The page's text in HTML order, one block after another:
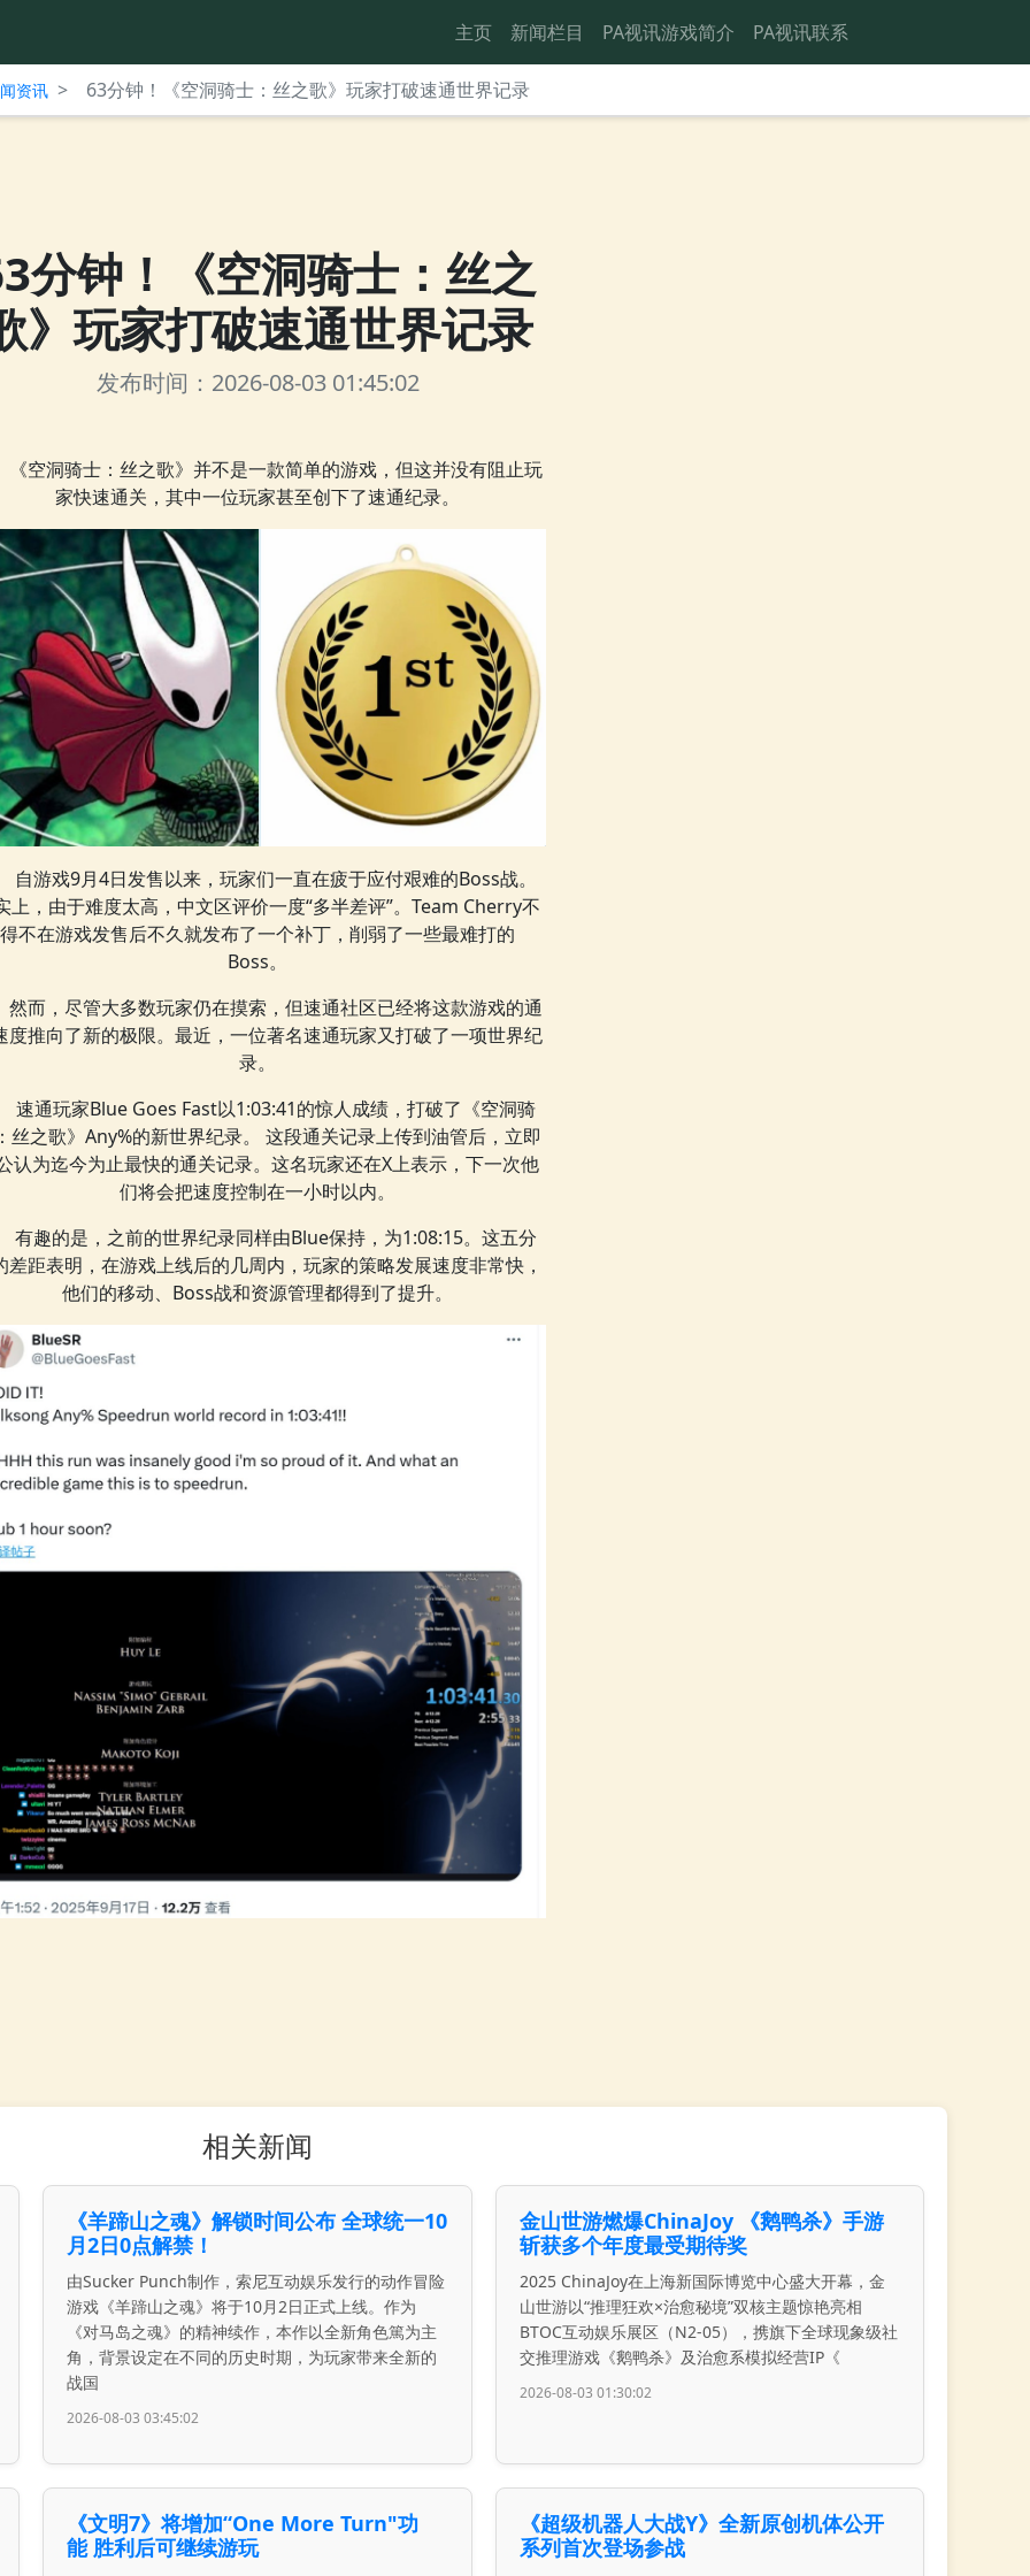
主页 新闻栏目 PA视讯游戏简介 PA视讯联系
资讯 > 63分钟！《空洞骑士：丝之歌》玩家打破速通世界记录
分钟！《空洞骑士：丝之
》玩家打破速通世界记录
发布时间：2026-08-03 01:45:02
《空洞骑士：丝之歌》并不是一款简单的游戏，但这并没有阻止玩
家快速通关，其中一位玩家甚至创下了速通纪录。
自游戏9月4日发售以来，玩家们一直在疲于应付艰难的Boss战。
上，由于难度太高，中文区评价一度“多半差评”。Team Cherry不
得不在游戏发售后不久就发布了一个补丁，削弱了一些最难打的
Boss。
然而，尽管大多数玩家仍在摸索，但速通社区已经将这款游戏的通
度推向了新的极限。最近，一位著名速通玩家又打破了一项世界纪
录。
速通玩家Blue Goes Fast以1:03:41的惊人成绩，打破了《空洞骑
丝之歌》Any%的新世界纪录。 这段通关记录上传到油管后，立即
认为迄今为止最快的通关记录。这名玩家还在X上表示，下一次他
们将会把速度控制在一小时以内。
有趣的是，之前的世界纪录同样由Blue保持，为1:08:15。这五分
差距表明，在游戏上线后的几周内，玩家的策略发展速度非常快，
他们的移动、Boss战和资源管理都得到了提升。
相关新闻
《羊蹄山之魂》解锁时间公布 全球统一10
月2日0点解禁！
由Sucker Punch制作，索尼互动娱乐发行的动作冒险
游戏《羊蹄山之魂》将于10月2日正式上线。作为
《对马岛之魂》的精神续作，本作以全新角色篤为主
角，背景设定在不同的历史时期，为玩家带来全新的
战国
2026-08-03 03:45:02
金山世游燃爆ChinaJoy 《鹅鸭杀》手游
斩获多个年度最受期待奖
2025 ChinaJoy在上海新国际博览中心盛大开幕，金
山世游以“推理狂欢×治愈秘境”双核主题惊艳亮相
BTOC互动娱乐展区（N2-05），携旗下全球现象级社
交推理游戏《鹅鸭杀》及治愈系模拟经营IP《
2026-08-03 01:30:02
《文明7》将增加“One More Turn"功
能 胜利后可继续游玩
《超级机器人大战Y》全新原创机体公开
系列首次登场参战